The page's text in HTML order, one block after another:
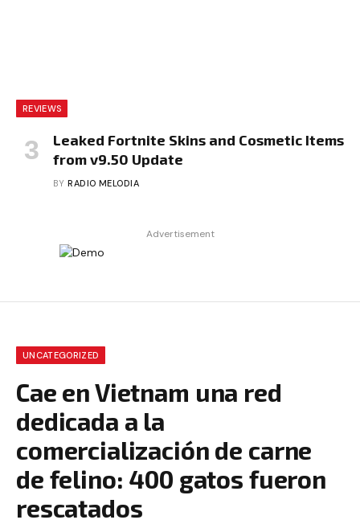
REVIEWS
Leaked Fortnite Skins and Cosmetic Items
from v9.50 Update
BY RADIO MELODIA
Advertisement
UNCATEGORIZED
Cae en Vietnam una red
dedicada a la
comercialización de carne
de felino: 400 gatos fueron
rescatados